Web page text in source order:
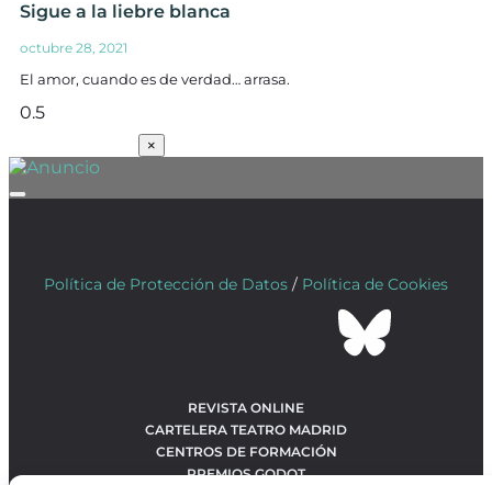
Sigue a la liebre blanca
octubre 28, 2021
El amor, cuando es de verdad… arrasa.
×
Política de Protección de Datos / Política de Cookies
REVISTA ONLINE
CARTELERA TEATRO MADRID
CENTROS DE FORMACIÓN
PREMIOS GODOT